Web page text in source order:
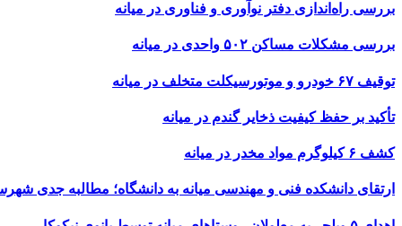
بررسی راه‌اندازی دفتر نوآوری و فناوری در میانه
بررسی مشکلات مساکن ۵۰۲ واحدی در میانه
توقیف ۶۷ خودرو و موتورسیکلت متخلف در میانه
تأکید بر حفظ کیفیت ذخایر گندم در میانه
کشف ۶ کیلوگرم مواد مخدر در میانه
ارتقای دانشکده فنی و مهندسی میانه به دانشگاه؛ مطالبه جدی